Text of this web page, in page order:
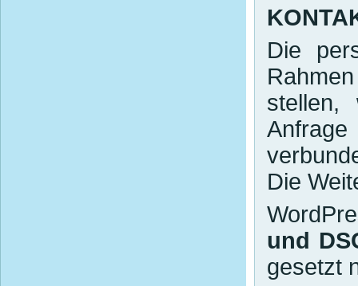
Die
stellen,
Die
und
gesetzt